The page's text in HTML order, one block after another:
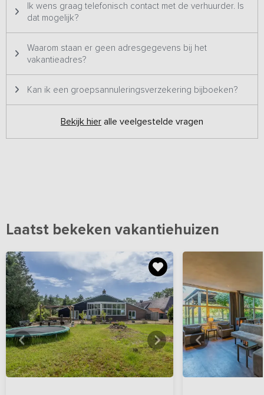
Ik wens graag telefonisch contact met de verhuurder. Is
dat mogelijk?
Waarom staan er geen adresgegevens bij het
vakantieadres?
Kan ik een groepsannuleringsverzekering bijboeken?
Bekijk hier alle veelgestelde vragen
Laatst bekeken vakantiehuizen
Bekijkhieralle foto's Bekijk